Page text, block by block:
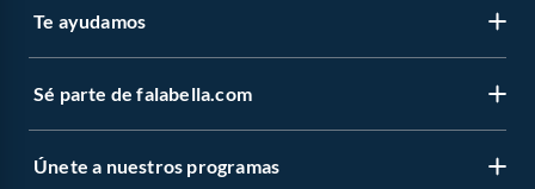
Te ayudamos
Sé parte de falabella.com
Únete a nuestros programas